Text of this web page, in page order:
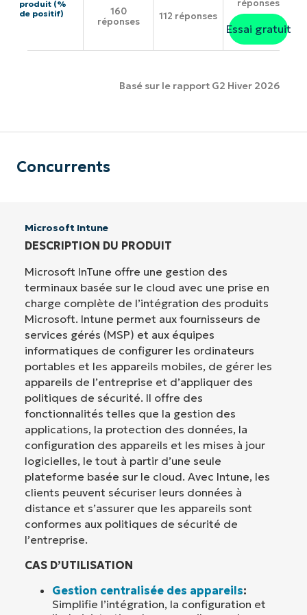
produit (%
de positif)
160
réponses
112 réponses
réponses
Essai gratuit
Basé sur le rapport G2 Hiver 2026
Concurrents
Microsoft Intune
DESCRIPTION DU PRODUIT
Microsoft InTune offre une gestion des
terminaux basée sur le cloud avec une prise en
charge complète de l’intégration des produits
Microsoft. Intune permet aux fournisseurs de
services gérés (MSP) et aux équipes
informatiques de configurer les ordinateurs
portables et les appareils mobiles, de gérer les
appareils de l’entreprise et d’appliquer des
politiques de sécurité. Il offre des
fonctionnalités telles que la gestion des
applications, la protection des données, la
configuration des appareils et les mises à jour
logicielles, le tout à partir d’une seule
plateforme basée sur le cloud. Avec Intune, les
clients peuvent sécuriser leurs données à
distance et s’assurer que les appareils sont
conformes aux politiques de sécurité de
l’entreprise.
CAS D’UTILISATION
Gestion centralisée des appareils:
Simplifie l’intégration, la configuration et